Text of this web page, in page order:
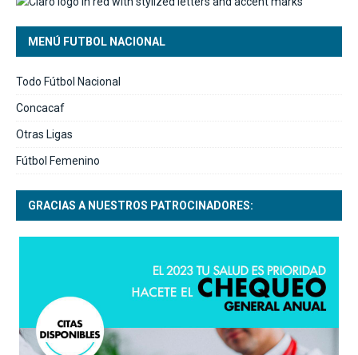
MENÚ FUTBOL NACIONAL
Todo Fútbol Nacional
Concacaf
Otras Ligas
Fútbol Femenino
GRACIAS A NUESTROS PATROCINADORES: